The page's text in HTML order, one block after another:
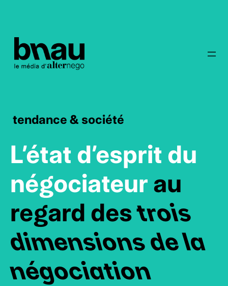
tendance & société
L’état d’esprit du
négociateur au
regard destrois
dimensions de la
négociation